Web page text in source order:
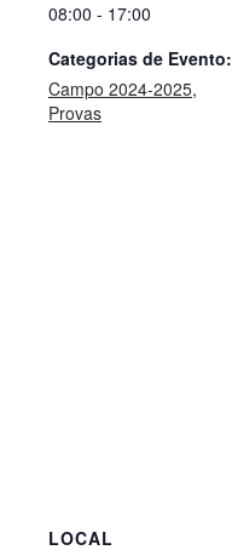
08:00 - 17:00
Categorias de Evento:
Campo 2024-2025,
Provas
LOCAL